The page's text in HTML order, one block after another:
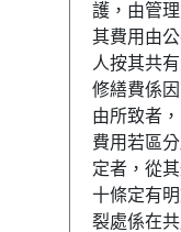
護，由管
其費用由
人按其共
修繕費係
由所致者
費用若區
定者，從
十條定有
裂處係在